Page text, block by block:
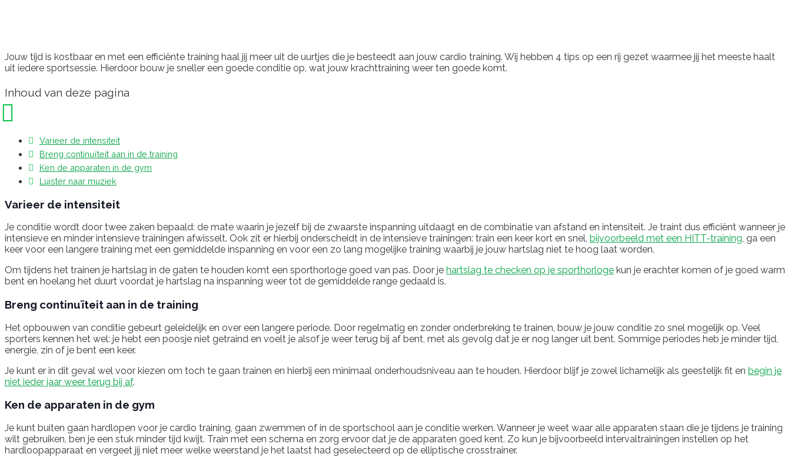
Jouw tijd is kostbaar en met een efficiënte training haal jij meer uit de uurtjes die je besteedt aan jouw cardio training. Wij hebben 4 tips op een rij gezet waarmee jij het meeste haalt
uit iedere sportsessie. Hierdoor bouw je sneller een goede conditie op, wat jouw krachttraining weer ten goede komt.
Inhoud van deze pagina
Varieer de intensiteit
Breng continuïteit aan in de training
Ken de apparaten in de gym
Luister naar muziek
Varieer de intensiteit
Je conditie wordt door twee zaken bepaald: de mate waarin je jezelf bij de zwaarste inspanning uitdaagt en de combinatie van afstand en intensiteit. Je traint dus efficiënt wanneer je
intensieve en minder intensieve trainingen afwisselt. Ook zit er hierbij onderscheidt in de intensieve trainingen: train een keer kort en snel, bijvoorbeeld met een HITT-training, ga een
keer voor een langere training met een gemiddelde inspanning en voor een zo lang mogelijke training waarbij je jouw hartslag niet te hoog laat worden.
Om tijdens het trainen je hartslag in de gaten te houden komt een sporthorloge goed van pas. Door je hartslag te checken op je sporthorloge kun je erachter komen of je goed warm
bent en hoelang het duurt voordat je hartslag na inspanning weer tot de gemiddelde range gedaald is.
Breng continuïteit aan in de training
Het opbouwen van conditie gebeurt geleidelijk en over een langere periode. Door regelmatig en zonder onderbreking te trainen, bouw je jouw conditie zo snel mogelijk op. Veel
sporters kennen het wel: je hebt een poosje niet getraind en voelt je alsof je weer terug bij af bent, met als gevolg dat je er nog langer uit bent. Sommige periodes heb je minder tijd,
energie, zin of je bent een keer.
Je kunt er in dit geval wel voor kiezen om toch te gaan trainen en hierbij een minimaal onderhoudsniveau aan te houden. Hierdoor blijf je zowel lichamelijk als geestelijk fit en begin je
niet ieder jaar weer terug bij af.
Ken de apparaten in de gym
Je kunt buiten gaan hardlopen voor je cardio training, gaan zwemmen of in de sportschool aan je conditie werken. Wanneer je weet waar alle apparaten staan die je tijdens je training
wilt gebruiken, ben je een stuk minder tijd kwijt. Train met een schema en zorg ervoor dat je de apparaten goed kent. Zo kun je bijvoorbeeld intervaltrainingen instellen op het
hardloopapparaat en vergeet jij niet meer welke weerstand je het laatst had geselecteerd op de elliptische crosstrainer.